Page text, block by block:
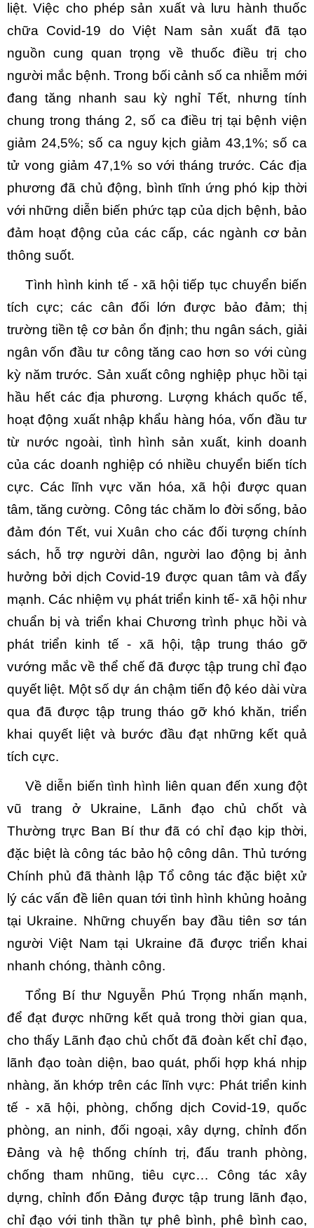
liệt. Việc cho phép sản xuất và lưu hành thuốc
chữa Covid-19 do Việt Nam sản xuất đã tạo
nguồn cung quan trọng về thuốc điều trị cho
người mắc bệnh. Trong bối cảnh số ca nhiễm mới
đang tăng nhanh sau kỳ nghỉ Tết, nhưng tính
chung trong tháng 2, số ca điều trị tại bệnh viện
giảm 24,5%; số ca nguy kịch giảm 43,1%; số ca
tử vong giảm 47,1% so với tháng trước. Các địa
phương đã chủ động, bình tĩnh ứng phó kịp thời
với những diễn biến phức tạp của dịch bệnh, bảo
đảm hoạt động của các cấp, các ngành cơ bản
thông suốt.
Tình hình kinh tế - xã hội tiếp tục chuyển biến
tích cực; các cân đối lớn được bảo đảm; thị
trường tiền tệ cơ bản ổn định; thu ngân sách, giải
ngân vốn đầu tư công tăng cao hơn so với cùng
kỳ năm trước. Sản xuất công nghiệp phục hồi tại
hầu hết các địa phương. Lượng khách quốc tế,
hoạt động xuất nhập khẩu hàng hóa, vốn đầu tư
từ nước ngoài, tình hình sản xuất, kinh doanh
của các doanh nghiệp có nhiều chuyển biến tích
cực. Các lĩnh vực văn hóa, xã hội được quan
tâm, tăng cường. Công tác chăm lo đời sống, bảo
đảm đón Tết, vui Xuân cho các đối tượng chính
sách, hỗ trợ người dân, người lao động bị ảnh
hưởng bởi dịch Covid-19 được quan tâm và đẩy
mạnh. Các nhiệm vụ phát triển kinh tế- xã hội như
chuẩn bị và triển khai Chương trình phục hồi và
phát triển kinh tế - xã hội, tập trung tháo gỡ
vướng mắc về thể chế đã được tập trung chỉ đạo
quyết liệt. Một số dự án chậm tiến độ kéo dài vừa
qua đã được tập trung tháo gỡ khó khăn, triển
khai quyết liệt và bước đầu đạt những kết quả
tích cực.
Về diễn biến tình hình liên quan đến xung đột
vũ trang ở Ukraine, Lãnh đạo chủ chốt và
Thường trực Ban Bí thư đã có chỉ đạo kịp thời,
đặc biệt là công tác bảo hộ công dân. Thủ tướng
Chính phủ đã thành lập Tổ công tác đặc biệt xử
lý các vấn đề liên quan tới tình hình khủng hoảng
tại Ukraine. Những chuyến bay đầu tiên sơ tán
người Việt Nam tại Ukraine đã được triển khai
nhanh chóng, thành công.
Tổng Bí thư Nguyễn Phú Trọng nhấn mạnh,
để đạt được những kết quả trong thời gian qua,
cho thấy Lãnh đạo chủ chốt đã đoàn kết chỉ đạo,
lãnh đạo toàn diện, bao quát, phối hợp khá nhịp
nhàng, ăn khớp trên các lĩnh vực: Phát triển kinh
tế - xã hội, phòng, chống dịch Covid-19, quốc
phòng, an ninh, đối ngoại, xây dựng, chỉnh đốn
Đảng và hệ thống chính trị, đấu tranh phòng,
chống tham nhũng, tiêu cực… Công tác xây
dựng, chỉnh đốn Đảng được tập trung lãnh đạo,
chỉ đạo với tinh thần tự phê bình, phê bình cao,